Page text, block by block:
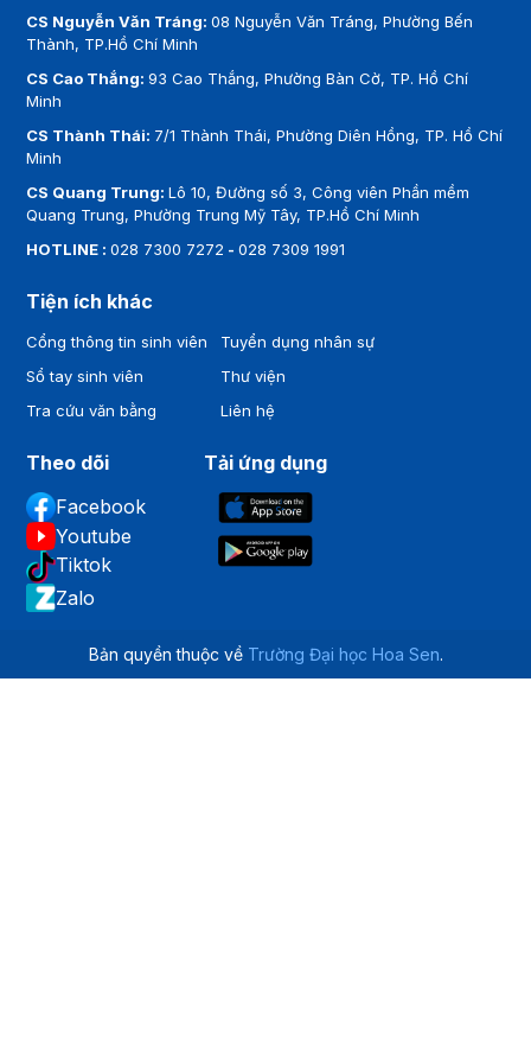
CS Nguyễn Văn Tráng:08 Nguyễn Văn Tráng, Phường Bến
Thành, TP.Hồ Chí Minh
CS Cao Thắng:93 Cao Thắng, Phường Bàn Cờ, TP. Hồ Chí
Minh
CS Thành Thái: 7/1 Thành Thái, Phường Diên Hồng, TP. Hồ Chí
Minh
CS Quang Trung:Lô 10, Đường số 3, Công viên Phần mềm
Quang Trung, Phường Trung Mỹ Tây, TP.Hồ Chí Minh
HOTLINE :028 7300 7272 -028 7309 1991
Tiện ích khác
Cổng thông tin sinh viên
Sổ tay sinh viên
Tra cứu văn bằng
Tuyển dụng nhân sự
Thư viện
Liên hệ
Theo dõi
Facebook
Youtube
Tiktok
Zalo
Tải ứng dụng
Bản quyền thuộc về Trường Đại học Hoa Sen.